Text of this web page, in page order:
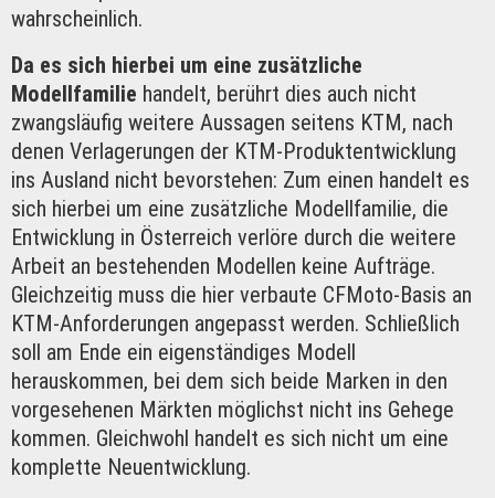
wahrscheinlich.
Da es sich hierbei um eine zusätzliche
Modellfamilie handelt, berührt dies auch nicht
zwangsläufig weitere Aussagen seitens KTM, nach
denen Verlagerungen der KTM-Produktentwicklung
ins Ausland nicht bevorstehen: Zum einen handelt es
sich hierbei um eine zusätzliche Modellfamilie, die
Entwicklung in Österreich verlöre durch die weitere
Arbeit an bestehenden Modellen keine Aufträge.
Gleichzeitig muss die hier verbaute CFMoto-Basis an
KTM-Anforderungen angepasst werden. Schließlich
soll am Ende ein eigenständiges Modell
herauskommen, bei dem sich beide Marken in den
vorgesehenen Märkten möglichst nicht ins Gehege
kommen. Gleichwohl handelt es sich nicht um eine
komplette Neuentwicklung.